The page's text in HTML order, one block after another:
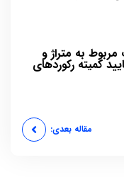
به متراژ و
کمیته رکوردهای
مقاله بعدی: